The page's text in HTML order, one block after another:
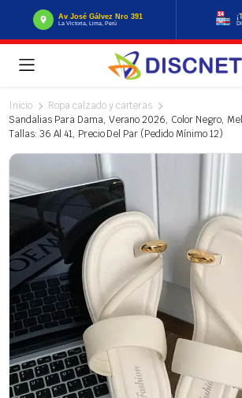
Av José Gálvez Nro 391
La Victoria, Lima, Perú
Inicio
Ropa calzado y carteras
Sandalias Para Dama, Verano 2026, Color Negro,
Tallas: 36 Al 41, Precio Del Par (Pedido Mínimo 12)